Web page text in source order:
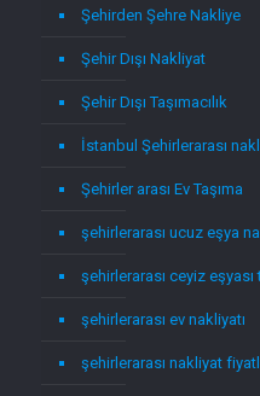
Şehirden Şehre Nakliye
Şehir Dışı Nakliyat
Şehir Dışı Taşımacılık
İstanbul Şehirlerarası
Şehirler arası Ev Taşıma
şehirlerarası ucuz eşya
şehirlerarası ceyiz eşyası
şehirlerarası ev nakliyatı
şehirlerarası nakliyat